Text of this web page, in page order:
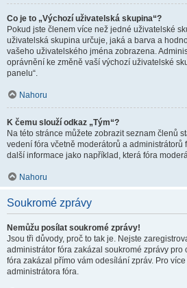
Co je to „Výchozí uživatelská skupina“?
Pokud jste členem více než jedné uživatelské
uživatelská skupina určuje, jaká a barva a
vašeho uživatelského jména zobrazena.
oprávnění ke změně vaší výchozí uživatelské
panelu“.
Nahoru
K čemu slouží odkaz „Tým“?
Na této stránce můžete zobrazit seznam členů
vedení fóra včetně moderátorů a administrátorů
další informace jako například, která fóra
Nahoru
Soukromé zprávy
Nemůžu posílat soukromé zprávy!
Jsou tři důvody, proč to tak je. Nejste
administrátor fóra zakázal soukromé zprávy pro
fóra zakázal přímo vám odesílání zpráv. Pro
administrátora fóra.